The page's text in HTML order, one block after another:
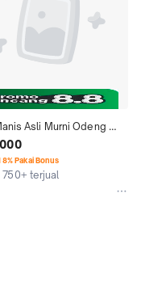
Asli Murni Odeng
Nusantara Penyubur
Pakai Bonus
750+ terjual